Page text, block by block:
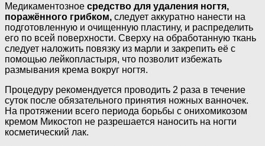
Медикаментозное средство для удаления ногтя,
поражённого грибком, следует аккуратно нанести на
подготовленную и очищенную пластину, и распределить
его по всей поверхности. Сверху на обработанную ткань
следует наложить повязку из марли и закрепить её с
помощью лейкопластыря, что позволит избежать
размывания крема вокруг ногтя.
Процедуру рекомендуется проводить 2 раза в течение
суток после обязательного принятия ножных ванночек.
На протяжении всего периода борьбы с онихомикозом
кремом Микостоп не разрешается наносить на ногти
косметический лак.